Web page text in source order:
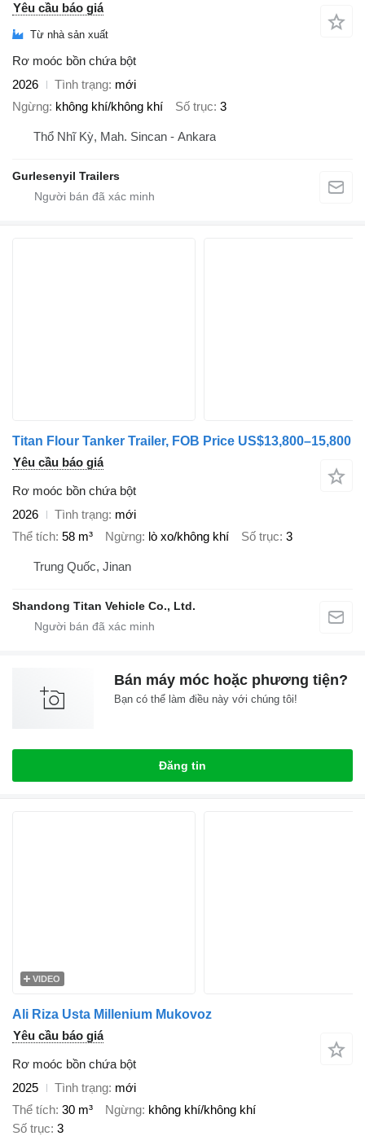
Yêu cầu báo giá
Từ nhà sản xuất
Rơ moóc bồn chứa bột
2026
Tình trạng mới
Ngừng không khí/không khí Số trục 3
Thổ Nhĩ Kỳ, Mah. Sincan - Ankara
Gurlesenyil Trailers
Titan Flour Tanker Trailer, FOB Price US$13,800–15,800
Yêu cầu báo giá
Rơ moóc bồn chứa bột
2026
Tình trạng mới
Thể tích 58 m³ Ngừng lò xo/không khí Số trục 3
Trung Quốc, Jinan
Shandong Titan Vehicle Co., Ltd.
Bán máy móc hoặc phương tiện?
Bạn có thể làm điều này với chúng tôi!
Đăng tin
VIDEO
Ali Riza Usta Millenium Mukovoz
Yêu cầu báo giá
Rơ moóc bồn chứa bột
2025
Tình trạng mới
Thể tích 30 m³ Ngừng không khí/không khí
Số trục 3